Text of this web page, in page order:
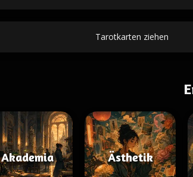
Tarotkarten ziehen
Akademia Ästhetik